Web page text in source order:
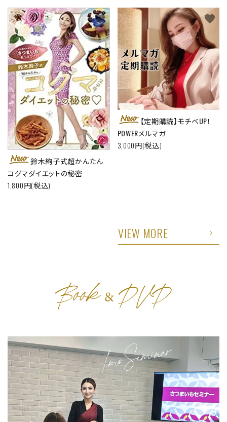
鈴木絢子式超かんたん
コグマダイエットの秘密
1,800円(税込)
favorite
【定期購読】モチベUP！
POWERメルマガ
3,000円(税込)
favorite
VIEW MORE